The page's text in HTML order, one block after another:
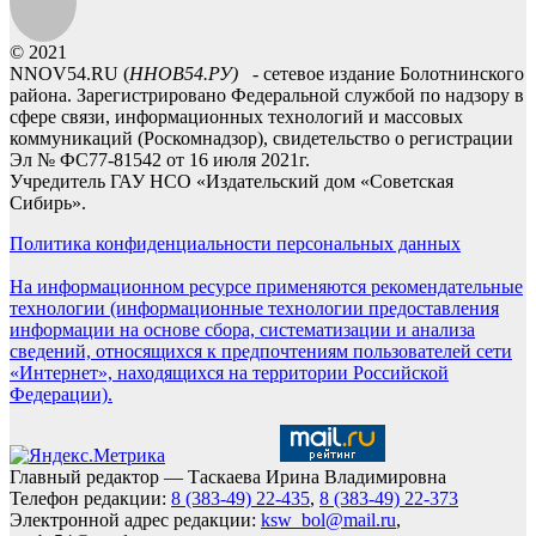
© 2021
NNOV54.RU (ННОВ54.РУ) - сетевое издание Болотнинского
района. Зарегистрировано Федеральной службой по надзору в
сфере связи, информационных технологий и массовых
коммуникаций (Роскомнадзор), свидетельство о регистрации
Эл № ФС77-81542 от 16 июля 2021г.
Учредитель ГАУ НСО «Издательский дом «Советская
Сибирь».
Политика конфиденциальности персональных данных
На информационном ресурсе применяются рекомендательные
технологии (информационные технологии предоставления
информации на основе сбора, систематизации и анализа
сведений, относящихся к предпочтениям пользователей сети
«Интернет», находящихся на территории Российской
Федерации).
Главный редактор — Таскаева Ирина Владимировна
Телефон редакции: 8 (383-49) 22-435, 8 (383-49) 22-373
Электронной адрес редакции: ksw_bol@mail.ru,